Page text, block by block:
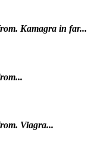
Kamagra in far...
Viagra...